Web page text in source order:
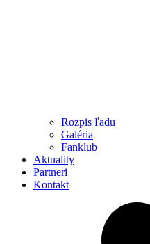
Rozpis ľadu
Galéria
Fanklub
Aktuality
Partneri
Kontakt